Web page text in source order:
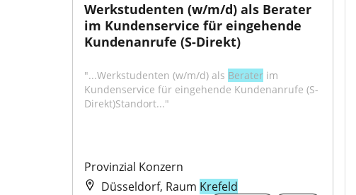
Werkstudenten (w/m/d) als Berater
im Kundenservice für eingehende
Kundenanrufe (S-Direkt)
"...Werkstudenten (w/m/d) als Berater im
Kundenservice für eingehende Kundenanrufe (S-
Direkt)Standort..."
Provinzial Konzern
Düsseldorf, Raum Krefeld